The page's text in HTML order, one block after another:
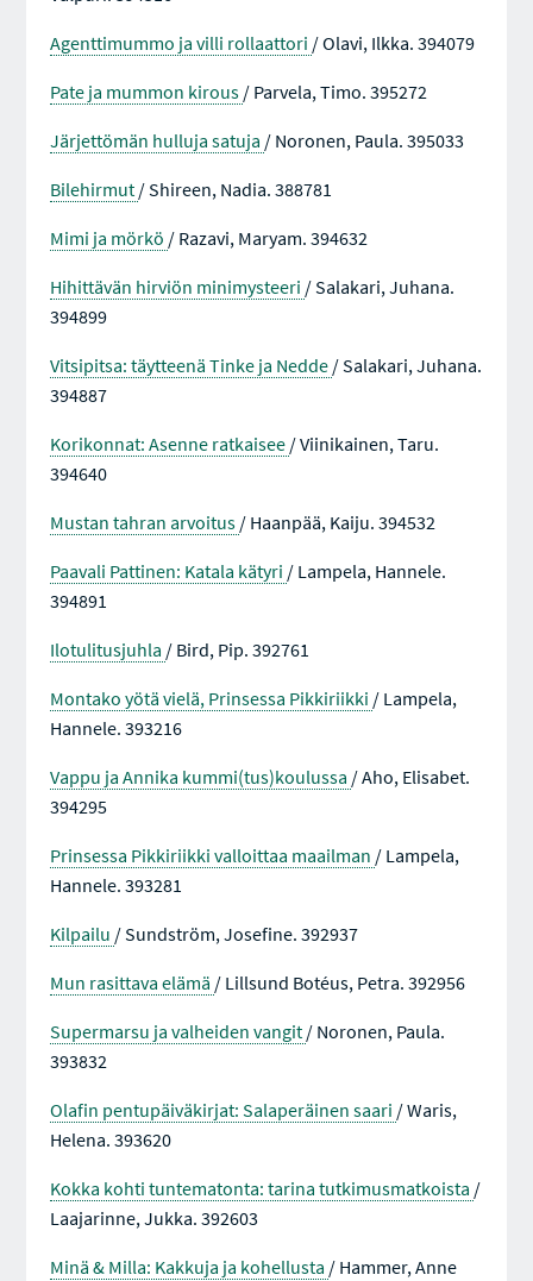
Agenttimummo ja villi rollaattori / Olavi, Ilkka. 394079
Pate ja mummon kirous / Parvela, Timo. 395272
Järjettömän hulluja satuja / Noronen, Paula. 395033
Bilehirmut / Shireen, Nadia. 388781
Mimi ja mörkö / Razavi, Maryam. 394632
Hihittävän hirviön minimysteeri / Salakari, Juhana.
394899
Vitsipitsa: täytteenä Tinke ja Nedde / Salakari, Juhana.
394887
Korikonnat: Asenne ratkaisee / Viinikainen, Taru.
394640
Mustan tahran arvoitus / Haanpää, Kaiju. 394532
Paavali Pattinen: Katala kätyri / Lampela, Hannele.
394891
Ilotulitusjuhla / Bird, Pip. 392761
Montako yötä vielä, Prinsessa Pikkiriikki / Lampela,
Hannele. 393216
Vappu ja Annika kummi(tus)koulussa / Aho, Elisabet.
394295
Prinsessa Pikkiriikki valloittaa maailman / Lampela,
Hannele. 393281
Kilpailu / Sundström, Josefine. 392937
Mun rasittava elämä / Lillsund Botéus, Petra. 392956
Supermarsu ja valheiden vangit / Noronen, Paula.
393832
Olafin pentupäiväkirjat: Salaperäinen saari / Waris,
Helena. 393620
Kokka kohti tuntematonta: tarina tutkimusmatkoista /
Laajarinne, Jukka. 392603
Minä & Milla: Kakkuja ja kohellusta / Hammer, Anne